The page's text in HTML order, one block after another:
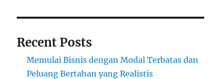
Recent Posts
Memulai Bisnis dengan Modal Terbatas dan
Peluang Bertahan yang Realistis